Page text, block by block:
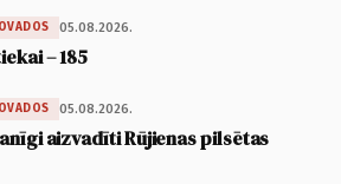
05.08.2026.
– 185
05.08.2026.
aizvadīti Rūjienas pilsētas